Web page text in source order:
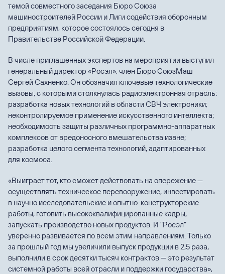
темой совместного заседания Бюро Союза
машиностроителей России и Лиги содействия оборонным
предприятиям, которое состоялось сегодня в
Правительстве Российской Федерации.
В числе приглашенных экспертов на мероприятии выступил
генеральный директор «Росэл», член Бюро СоюзМаш
Сергей Сахненко. Он обозначил ключевые технологические
вызовы, с которыми столкнулась радиоэлектронная отрасль:
разработка новых технологий в области СВЧ электроники;
неконтролируемое применение искусственного интеллекта;
необходимость защиты различных программно-аппаратных
комплексов от вредоносного вмешательства извне;
разработка целого сегмента технологий, адаптированных
для космоса.
«Выиграет тот, кто сможет действовать на опережение —
осуществлять техническое перевооружение, инвестировать
в научно исследовательские и опытно-конструкторские
работы, готовить высококвалифицированные кадры,
запускать производство новых продуктов. И "Росэл"
уверенно развивается по всем этим направлениям. Только
за прошлый год мы увеличили выпуск продукции в 2,5 раза,
выполнили в срок десятки тысяч контрактов — это результат
системной работы всей отрасли и поддержки государства»,